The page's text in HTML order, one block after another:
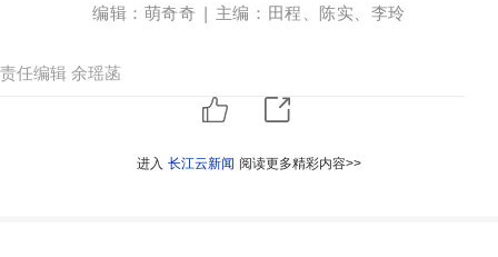
编辑：萌奇奇 | 主编：田程、陈实、李玲
责任编辑 余瑶菡
进入 长江云新闻 阅读更多精彩内容>>